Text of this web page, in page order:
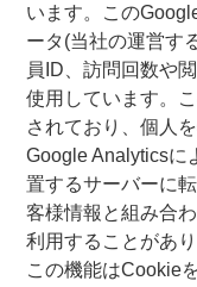
います。この
ータ(当社の運営す
員ID、訪問回数や
使用しています。
されており、個人
Google Analyticsに
置するサーバーに
客様情報と組み合
利用することがあり
この機能はCookie